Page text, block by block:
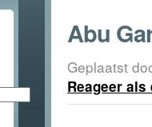
Abu
Geplaatst
Reageer